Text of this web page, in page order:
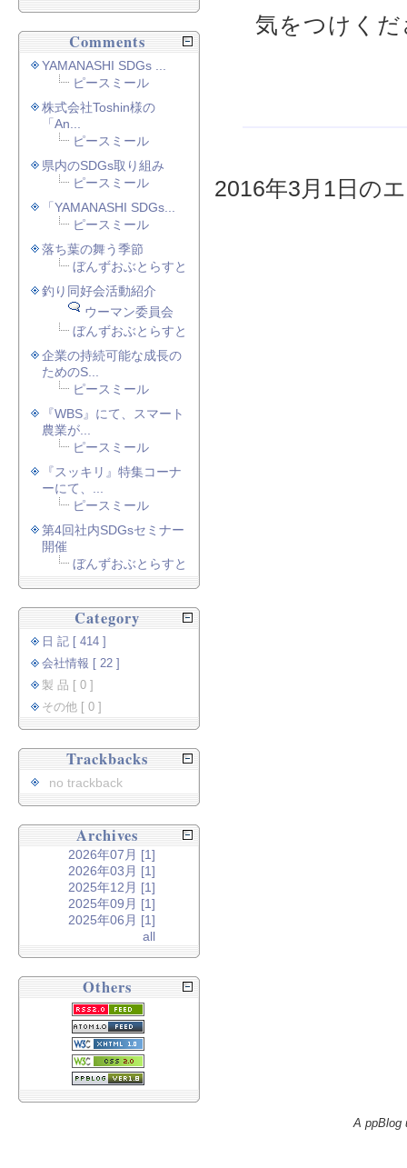
気をつけく
2016年3月1日の
Comments
YAMANASHI SDGs ...
ピースミール
株式会社Toshin様の
「An...
ピースミール
県内のSDGs取り組み
ピースミール
「YAMANASHI SDGs...
ピースミール
落ち葉の舞う季節
ぼんずおぶとらすと
釣り同好会活動紹介
ウーマン委員会
ぼんずおぶとらすと
企業の持続可能な成長の
ためのS...
ピースミール
『WBS』にて、スマート
農業が...
ピースミール
『スッキリ』特集コーナ
ーにて、...
ピースミール
第4回社内SDGsセミナー
開催
ぼんずおぶとらすと
Category
日 記 [ 414 ]
会社情報 [ 22 ]
製 品 [ 0 ]
その他 [ 0 ]
Trackbacks
no trackback
Archives
2026年07月 [1]
2026年03月 [1]
2025年12月 [1]
2025年09月 [1]
2025年06月 [1]
all
Others
A ppBlog